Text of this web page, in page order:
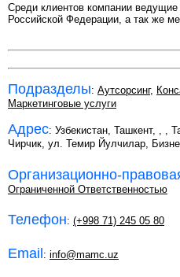
Среди клиентов компании
Российской Федерации, а так же
Подразделы: Аутсорсинг,
Маркетинговые услуги
Адрес: Узбекистан, Ташкент, , ,
Чирчик, ул. Темир Йулчилар,
Организационно-
Ограниченной Ответственностью
Телефон: (+998 71) 245 05 80
Email: info@mamc.uz